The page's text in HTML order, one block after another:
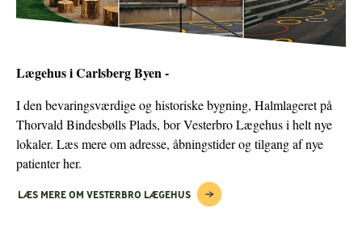
Lægehus i Carlsberg Byen -
I den bevaringsværdige og historiske bygning, Halmlageret på
Thorvald Bindesbølls Plads, bor Vesterbro Lægehus i helt nye
lokaler. Læs mere om adresse, åbningstider og tilgang af nye
patienter her.
LÆS MERE OM VESTERBRO LÆGEHUS